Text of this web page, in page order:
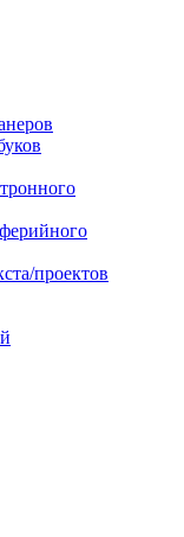
проектов